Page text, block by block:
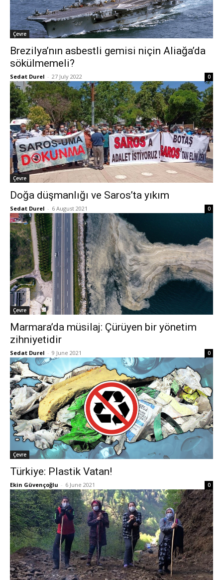
Çevre
Brezilya’nın asbestli gemisi niçin Aliağa’da
sökülmemeli?
Sedat Durel - 27 July 2022 0
Çevre
Doğa düşmanlığı ve Saros’ta yıkım
Sedat Durel - 6 August 2021 0
Çevre
Marmara’da müsilaj: Çürüyen bir yönetim
zihniyetidir
Sedat Durel - 9 June 2021 0
Çevre
Türkiye: Plastik Vatan!
Ekin Güvençoğlu - 6 June 2021 0